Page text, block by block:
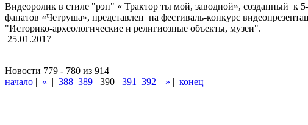
Видеоролик в стиле "рэп" « Трактор ты мой, заводной», созданный к
фанатов «Четруша», представлен на фестиваль-конкурс
"Историко-археологические и религиозные объекты, музеи".
25.01.2017
Новости 779 - 780 из 914
начало | « | 388 389 390 391 392 | » | конец